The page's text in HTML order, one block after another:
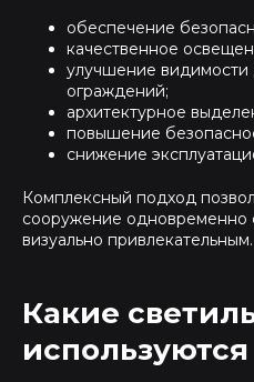
обеспечение
качественное
улучшение
ограждений;
архитектурное
повышение
снижение
Комплексный подход
сооружение одновременно
визуально привлекательным.
Какие
используются